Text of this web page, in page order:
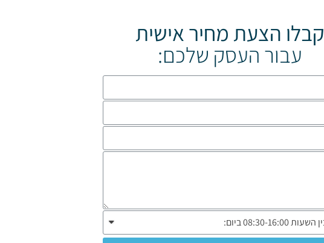
קבלו הצעת מחיר אישית
עבור העסק שלכם: